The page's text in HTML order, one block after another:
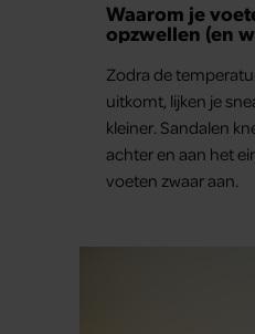
Waarom je
opzwellen (en
Zodra de
uitkomt, lijken je
kleiner. Sandalen
achter en aan het
voeten zwaar aan.